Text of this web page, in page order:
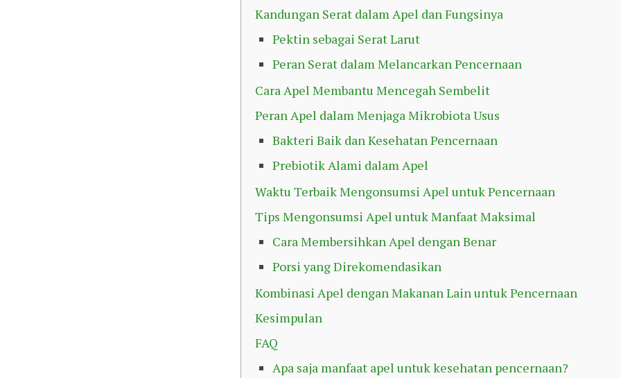
Kandungan Serat dalam Apel dan Fungsinya
Pektin sebagai Serat Larut
Peran Serat dalam Melancarkan Pencernaan
Cara Apel Membantu Mencegah Sembelit
Peran Apel dalam Menjaga Mikrobiota Usus
Bakteri Baik dan Kesehatan Pencernaan
Prebiotik Alami dalam Apel
Waktu Terbaik Mengonsumsi Apel untuk Pencernaan
Tips Mengonsumsi Apel untuk Manfaat Maksimal
Cara Membersihkan Apel dengan Benar
Porsi yang Direkomendasikan
Kombinasi Apel dengan Makanan Lain untuk Pencernaan
Kesimpulan
FAQ
Apa saja manfaat apel untuk kesehatan pencernaan?